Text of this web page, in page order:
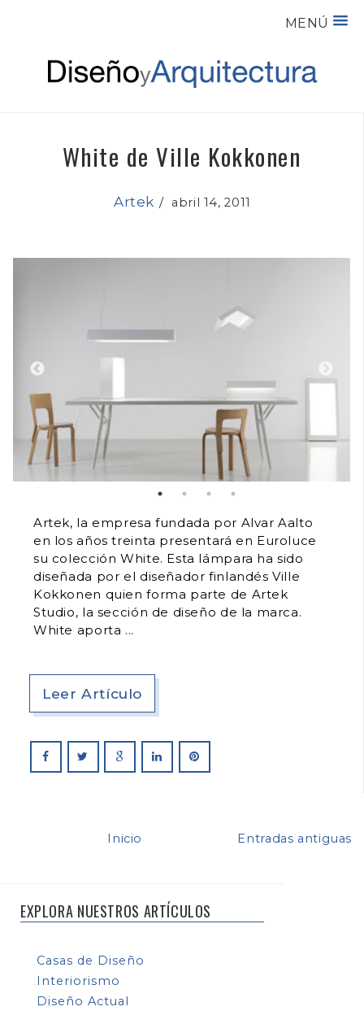
MENÚ
White de Ville Kokkonen
Artek /abril 14, 2011
Artek, la empresa fundada por Alvar Aalto
en los años treinta presentará en Euroluce
su colección White. Esta lámpara ha sido
diseñada por el diseñador finlandés Ville
Kokkonen quien forma parte de Artek
Studio, la sección de diseño de la marca.
White aporta
Leer Artículo
Entradas antiguas
Inicio
EXPLORA NUESTROS ARTÍCULOS
Casas de Diseño
Interiorismo
Diseño Actual